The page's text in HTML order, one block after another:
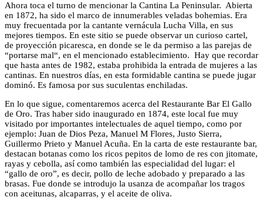
Ahora toca el turno de mencionar la Cantina La Peninsular. Abierta
en 1872, ha sido el marco de innumerables veladas bohemias. Era
muy frecuentada por la cantante vernácula Lucha Villa, en sus
mejores tiempos. En este sitio se puede observar un curioso cartel,
de proyección picaresca, en donde se le da permiso a las parejas de
“portarse mal“, en el mencionado establecimiento. Hay que recordar
que hasta antes de 1982, estaba prohibida la entrada de mujeres a las
cantinas. En nuestros días, en esta formidable cantina se puede jugar
dominó. Es famosa por sus suculentas enchiladas.
En lo que sigue, comentaremos acerca del Restaurante Bar El Gallo
de Oro. Tras haber sido inaugurado en 1874, este local fue muy
visitado por importantes intelectuales de aquel tiempo, como por
ejemplo: Juan de Dios Peza, Manuel M Flores, Justo Sierra,
Guillermo Prieto y Manuel Acuña. En la carta de este restaurante bar,
destacan botanas como los ricos pepitos de lomo de res con jitomate,
rayas y cebolla, así como también las especialidad del lugar: el
“gallo de oro”, es decir, pollo de leche adobado y preparado a las
brasas. Fue donde se introdujo la usanza de acompañar los tragos
con aceitunas, alcaparras, y el aceite de oliva.